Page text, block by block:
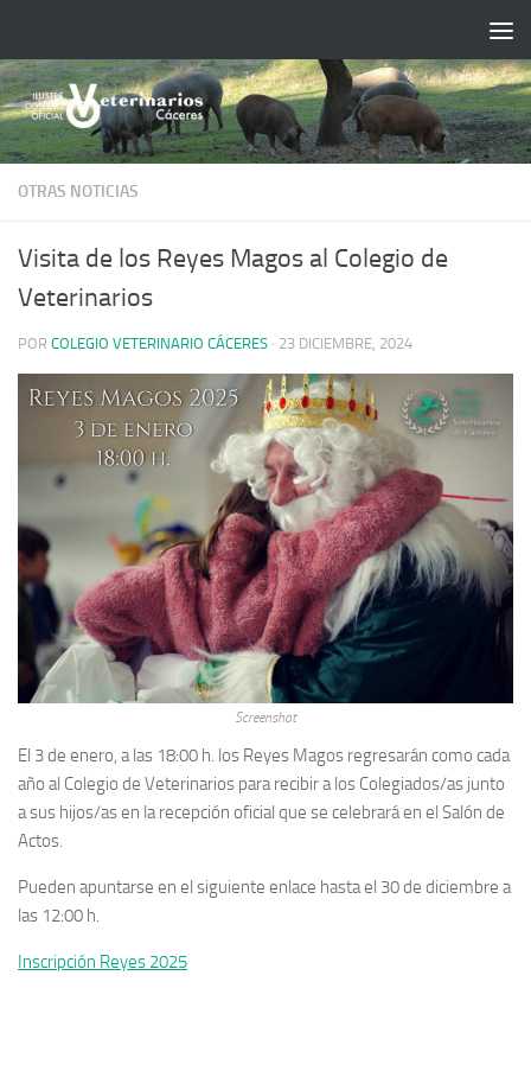
OTRAS NOTICIAS
Visita de los Reyes Magos al Colegio de
Veterinarios
POR COLEGIO VETERINARIO CÁCERES · 23 DICIEMBRE, 2024
Screenshot
El 3 de enero, a las 18:00 h. los Reyes Magos regresarán como cada
año al Colegio de Veterinarios para recibir a los Colegiados/as junto
a sus hijos/as en la recepción oficial que se celebrará en el Salón de
Actos.
Pueden apuntarse en el siguiente enlace hasta el 30 de diciembre a
las 12:00 h.
Inscripción Reyes 2025